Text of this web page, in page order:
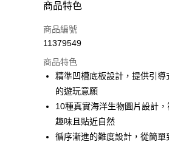
合作金庫商業銀行
華南商業銀行
上海商業儲蓄銀行
國泰世華商業銀行
臺灣中小企業銀行
聯邦商業銀行
元大商業銀行
玉山商業銀行
超商取貨付款
LINE Pay
Apple Pay
悠遊付
Google Pay
商品特色
商品編號
11379549
商品特色
精準凹槽底板設計，提供引
的遊玩意願
10種真實海洋生物圖片設計
趣味且貼近自然
循序漸進的難度設計，從簡